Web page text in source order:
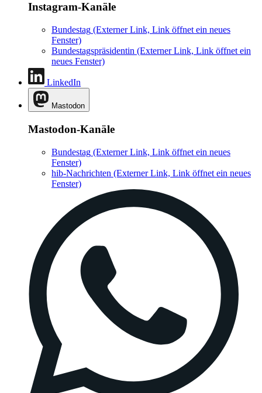
Instagram-Kanäle
Bundestag (Externer Link, Link öffnet ein neues
Fenster)
Bundestagspräsidentin (Externer Link, Link öffnet ein
neues Fenster)
LinkedIn
Mastodon
Mastodon-Kanäle
Bundestag (Externer Link, Link öffnet ein neues
Fenster)
hib-Nachrichten (Externer Link, Link öffnet ein neues
Fenster)